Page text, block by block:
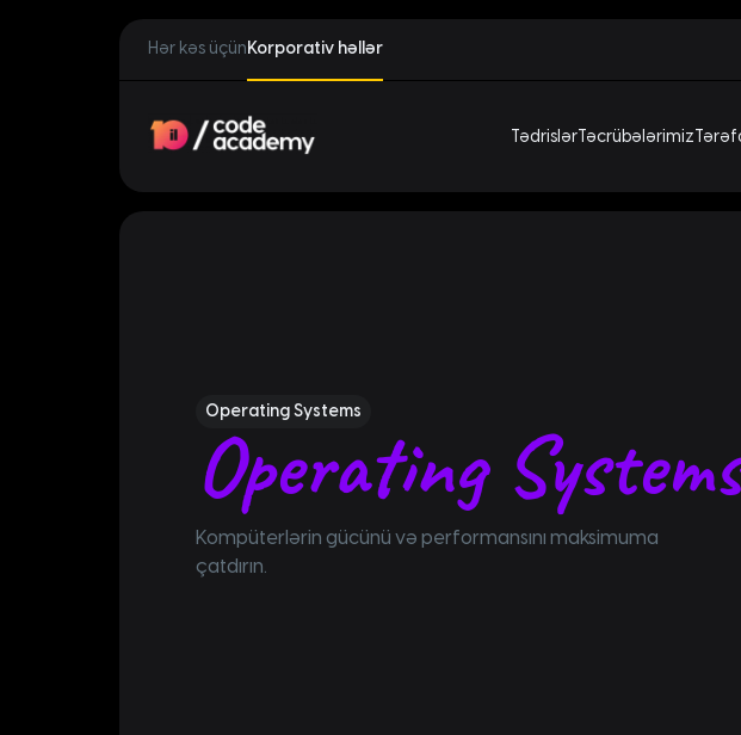
Hər kəs üçünKorporativ həllər
TədrislərTəcrübələrimiz
Operating Systems
Operating Systems
Kompüterlərin gücünü və performansını maksimuma
çatdırın.